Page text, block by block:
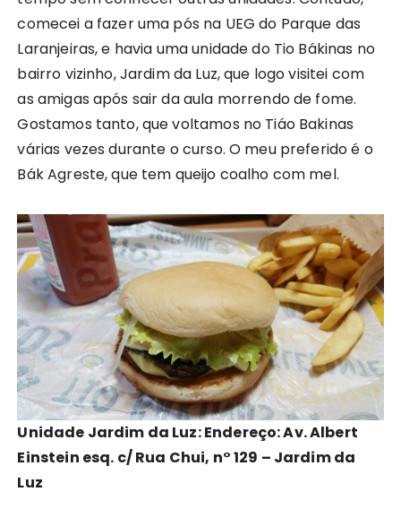
comecei a fazer uma pós na UEG do Parque das
Laranjeiras, e havia uma unidade do Tio Bákinas no
bairro vizinho, Jardim da Luz, que logo visitei com
as amigas após sair da aula morrendo de fome.
Gostamos tanto, que voltamos no Tiáo Bakinas
várias vezes durante o curso. O meu preferido é o
Bák Agreste, que tem queijo coalho com mel.
Unidade Jardim da Luz: Endereço: Av. Albert
Einstein esq. c/ Rua Chui, n° 129 – Jardim da
Luz